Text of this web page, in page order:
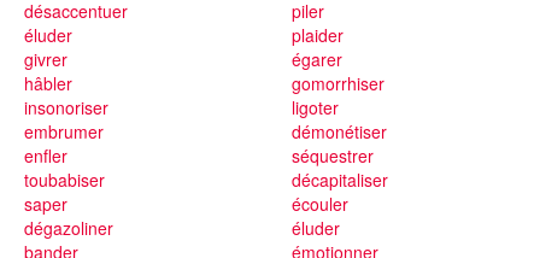
désaccentuer
éluder
givrer
hâbler
insonoriser
embrumer
enfler
toubabiser
saper
piler
plaider
égarer
gomorrhiser
ligoter
démonétiser
séquestrer
décapitaliser
écouler
dégazoliner
bander
éluder
émotionner